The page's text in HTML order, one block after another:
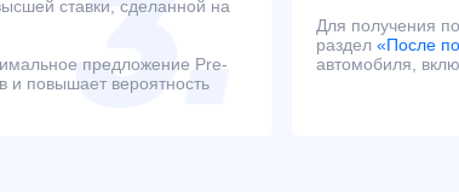
ставки, сделанной на
предложение Pre-
и повышает вероятность
Для получения
раздел «После
автомобиля,